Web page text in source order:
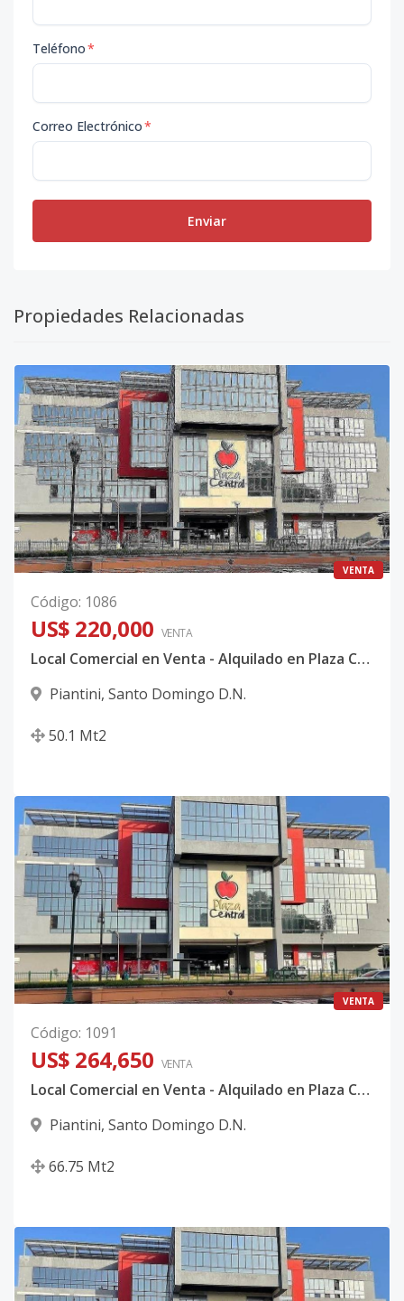
Teléfono*
Correo Electrónico*
Enviar
Propiedades Relacionadas
VENTA
Código: 1086
US$ 220,000 VENTA
Local Comercial en Venta - Alquilado en Plaza Central en Piantini
Piantini, Santo Domingo D.N.
50.1 Mt2
VENTA
Código: 1091
US$ 264,650 VENTA
Local Comercial en Venta - Alquilado en Plaza Central en Piantini
Piantini, Santo Domingo D.N.
66.75 Mt2